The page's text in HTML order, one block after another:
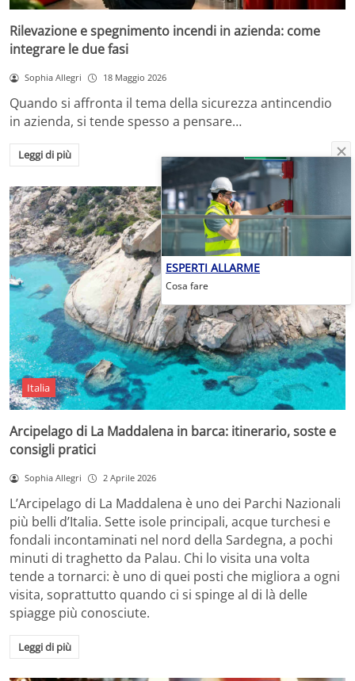
Rilevazione e spegnimento incendi in azienda: come
integrare le due fasi
Sophia Allegri 18 Maggio 2026
Quando si affronta il tema della sicurezza antincendio
in azienda, si tende spesso a pensare…
Leggi di più
Italia
Arcipelago di La Maddalena in barca: itinerario, soste e
consigli pratici
Sophia Allegri 2 Aprile 2026
L’Arcipelago di La Maddalena è uno dei Parchi Nazionali
più belli d’Italia. Sette isole principali, acque turchesi e
fondali incontaminati nel nord della Sardegna, a pochi
minuti di traghetto da Palau. Chi lo visita una volta
tende a tornarci: è uno di quei posti che migliora a ogni
visita, soprattutto quando ci si spinge al di là delle
spiagge più conosciute.
Leggi di più
ESPERTI ALLARME
Cosa fare